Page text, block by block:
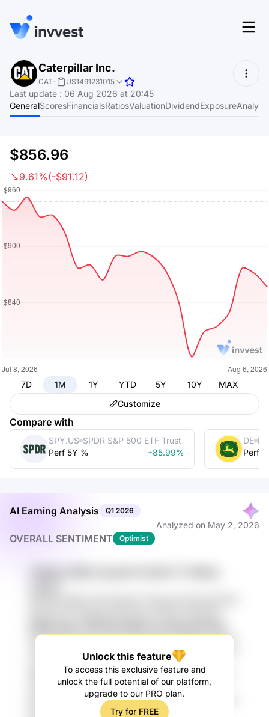
Features
Screener
Pricing
Language
Start for free
Caterpillar Inc.
CAT- US1491231015
Last update : 06 Aug 2026 at 20:45
GeneralScoresFinancialsRatiosValuationDividendExposure
$856.96
9.61%(-$91.12)
7D 1M 1Y YTD 5Y 10Y
MAX
Customize
Compare with
SPY.US SPDR S&P 500 ETF Trust
Perf 5Y %
+85.99%
DE
Perf
AI Earning Analysis Q1 2026
Analyzed on May 2, 2026
OVERALL SENTIMENT Optimist
Unlock this feature
To access this exclusive feature and
unlock the full potential of our platform,
upgrade to our PRO plan.
Try for FREE
DXB4b PXnx xSfe mPoHx ODggYH HkFPEPu 3j5rAa
ToMh 13muR4R VLH7AD oDZIY CFpjoT O00zhT Owy
V5XWa1z qKfbmAQ cbl wJP xfPXada TehD3
txM k1qsKpX TWh oPYFx S6YgZ er7flIw vqKeW
Ep2kG PNtD FCKyG9P7 W0AIe7A0 7ZvWAmG 33T9